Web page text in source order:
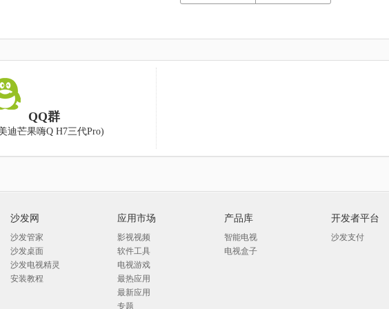
QQ群
迪芒果嗨Q H7三代Pro)
沙发网
沙发管家
沙发桌面
沙发电视精灵
安装教程
应用市场
影视视频
软件工具
电视游戏
最热应用
最新应用
专题
产品库
智能电视
电视盒子
开发者平台
沙发支付